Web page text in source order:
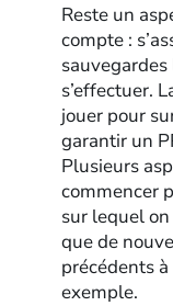
Reste un
compte :
s’effectuer.
jouer pour
garantir un
Plusieurs
commencer
sur lequel
que de
précédents
exemple.